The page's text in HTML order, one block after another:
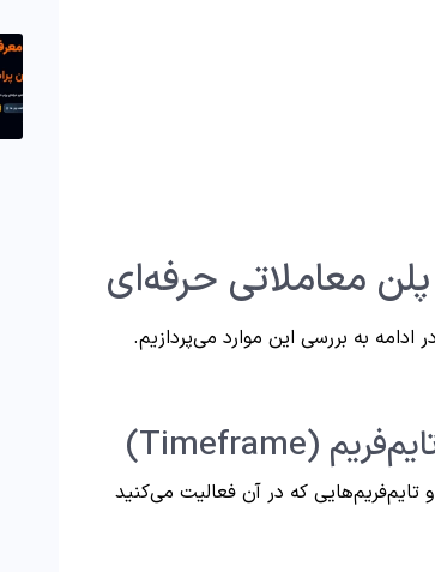
معاملاتی حرفه‌ای
ادامه به بررسی این موارد می‌پردازیم.
که در آن فعالیت می‌کنید